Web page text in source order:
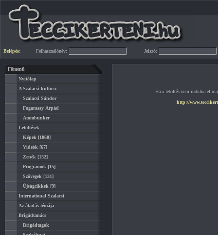
Belépés: Felhasználónév: Jelszó:
Főmenü
Nyitólap
A Szalacsi kultusz
Szalacsi Sándor
Fogarassy Árpád
Atombunker
Letöltések
Képek [1868]
Videók [67]
Zenék [132]
Programok [15]
Szövegek [131]
Újságcikkek [9]
International Szalacsi
Az átadás témája
Brigádtanács
Brigádtagok
Ha a letöltés nem indulna el
http://